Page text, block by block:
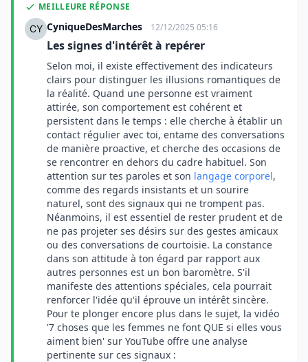
MEILLEURE RÉPONSE
CyniqueDesMarches 12/12/2025 05:16
Les signes d'intérêt à repérer
Selon moi, il existe effectivement des indicateurs
clairs pour distinguer les illusions romantiques de
la réalité. Quand une personne est vraiment
attirée, son comportement est cohérent et
persistent dans le temps : elle cherche à établir un
contact régulier avec toi, entame des conversations
de manière proactive, et cherche des occasions de
se rencontrer en dehors du cadre habituel. Son
attention sur tes paroles et son langage corporel,
comme des regards insistants et un sourire
naturel, sont des signaux qui ne trompent pas.
Néanmoins, il est essentiel de rester prudent et de
ne pas projeter ses désirs sur des gestes amicaux
ou des conversations de courtoisie. La constance
dans son attitude à ton égard par rapport aux
autres personnes est un bon baromètre. S'il
manifeste des attentions spéciales, cela pourrait
renforcer l'idée qu'il éprouve un intérêt sincère.
Pour te plonger encore plus dans le sujet, la vidéo
'7 choses que les femmes ne font QUE si elles vous
aiment bien' sur YouTube offre une analyse
pertinente sur ces signaux :